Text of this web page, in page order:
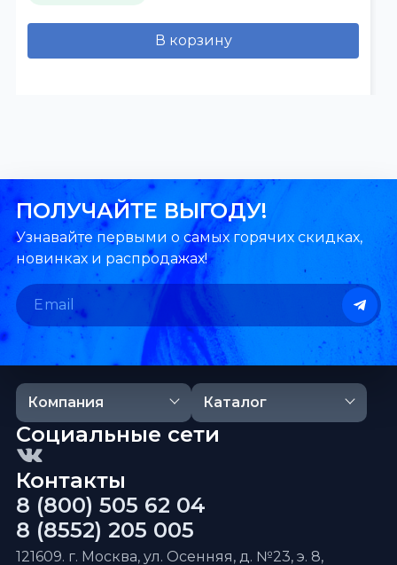
В корзину
ПОЛУЧАЙТЕ ВЫГОДУ!
Узнавайте первыми о самых горячих скидках,
новинках и распродажах!
Компания Каталог
Контакты
8 (800) 505 62 04
8 (8552) 205 005
121609. г. Москва, ул. Осенняя, д. №23, э. 8,
Социальные сети